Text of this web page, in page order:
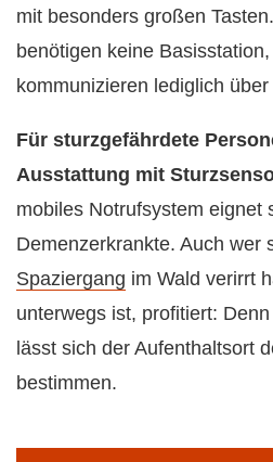
mit besonders großen
benötigen keine
kommunizieren lediglich
Für sturzgefährdete
Ausstattung mit
mobiles Notrufsystem eignet
Demenzerkrankte. Auch wer
Spaziergang im Wald verirrt
unterwegs ist, profitiert:
lässt sich der Aufenthaltsort
bestimmen.